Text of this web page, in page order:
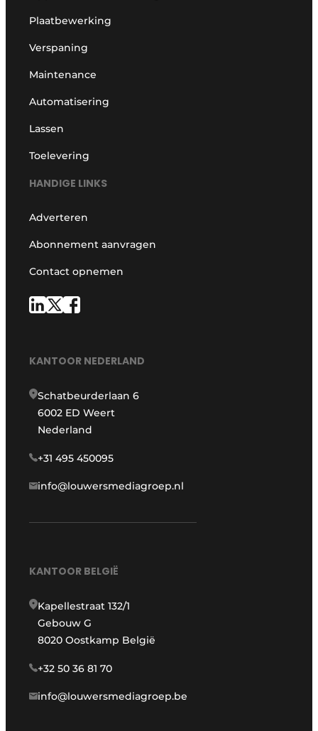
Plaatbewerking
Verspaning
Maintenance
Automatisering
Lassen
Toelevering
HANDIGE LINKS
Adverteren
Abonnement aanvragen
Contact opnemen
KANTOOR NEDERLAND
Schatbeurderlaan 6
6002 ED Weert
Nederland
+31 495 450095
info@louwersmediagroep.nl
KANTOOR BELGIË
Kapellestraat 132/1
Gebouw G
8020 Oostkamp België
+32 50 36 81 70
info@louwersmediagroep.be